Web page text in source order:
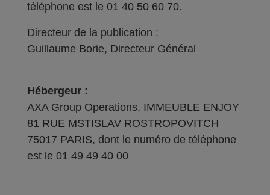
téléphone est le 01 40 50 60 70.
Directeur de la publication :
Guillaume Borie, Directeur Général
Hébergeur :
AXA Group Operations, IMMEUBLE ENJOY
81 RUE MSTISLAV ROSTROPOVITCH
75017 PARIS, dont le numéro de téléphone
est le 01 49 49 40 00